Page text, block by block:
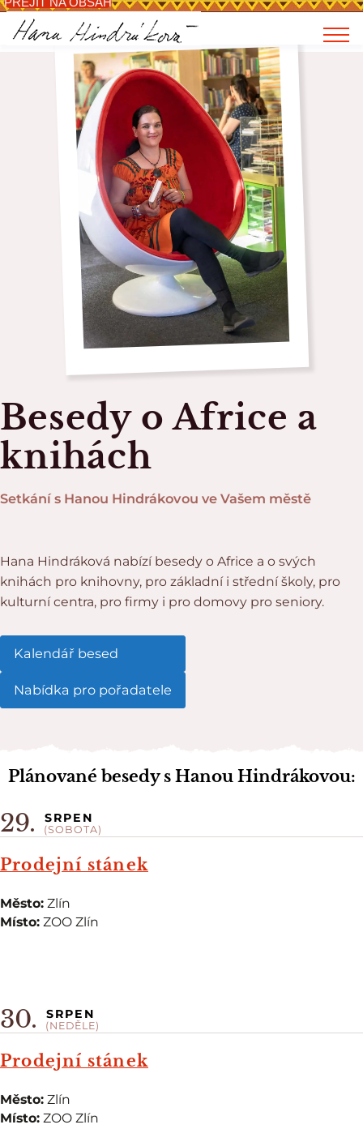
Besedy o Africe a
knihách
Setkání s Hanou Hindrákovou ve Vašem městě
Hana Hindráková nabízí besedy o Africe a o svých
knihách pro knihovny, pro základní i střední školy, pro
kulturní centra, pro firmy i pro domovy pro seniory.
Kalendář besed
Nabídka pro pořadatele
Plánované besedy s Hanou Hindrákovou:
Prodejní stánek
29. SRPEN
(SOBOTA)
Město: Zlín
Místo: ZOO Zlín
Prodejní stánek
30. SRPEN
(NEDĚLE)
Město: Zlín
Místo: ZOO Zlín